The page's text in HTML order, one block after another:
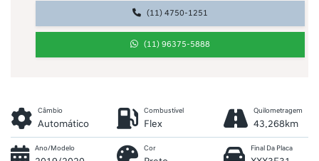
(11) 4750-1251
(11) 96375-5888
Câmbio
Automático
Combustível
Flex
Quilometragem
43.268km
Ano/Modelo Cor Final Da Placa